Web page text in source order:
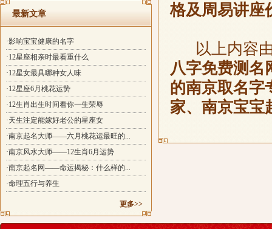
最新文章
·影响宝宝健康的名字
·12星座相亲时最看重什么
·12星女最具哪种女人味
·12星座6月桃花运势
·12生肖出生时间看你一生荣辱
·天生注定能嫁好老公的星座女
·南京起名大师——六月桃花运最旺的...
·南京风水大师——12生肖6月运势
·南京起名网——命运揭秘：什么样的...
·命理五行与养生
更多>>
格及周易讲座
以上内容
八字免费测名
的南京取名字
家、南京宝宝